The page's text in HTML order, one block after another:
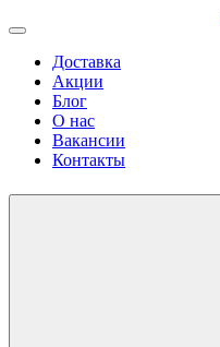
Доставка
Акции
Блог
О нас
Вакансии
Контакты